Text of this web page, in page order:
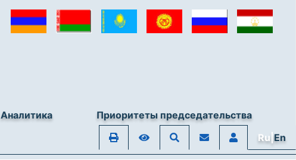
Аналитика
Приоритеты председательства
Ru|En